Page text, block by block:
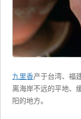
九里香产于台湾、福
离海岸不远的平地、
阳的地方。